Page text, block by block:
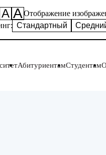
А А Отображение
Стандартный
АбитуриентамСтудентам